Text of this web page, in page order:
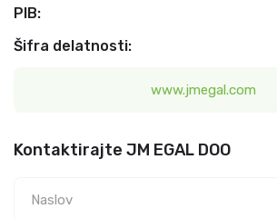
PIB:
Šifra delatnosti:
www.jmegal.com
Kontaktirajte JM EGAL DOO